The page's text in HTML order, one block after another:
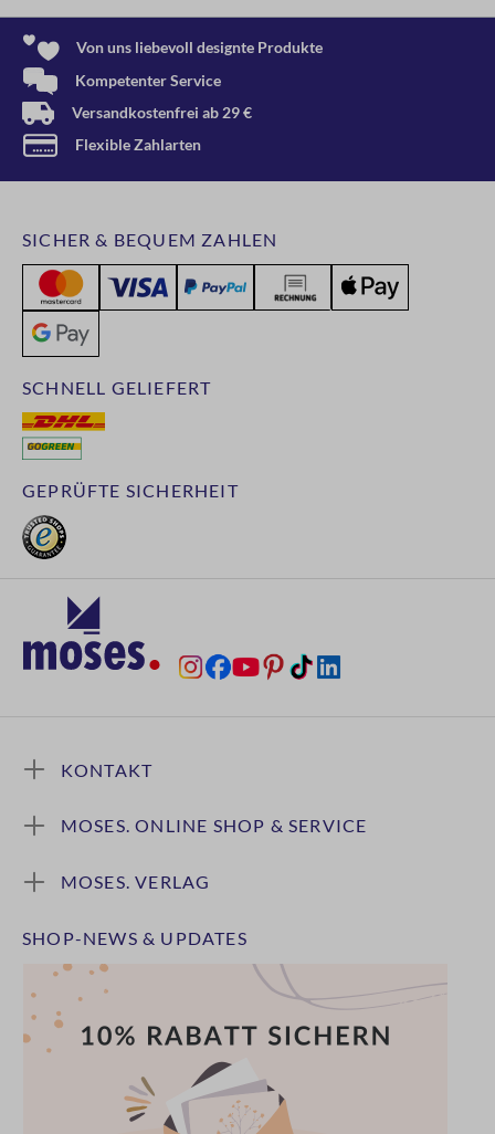
Von uns liebevoll designte Produkte
Kompetenter Service
Versandkostenfrei ab 29 €
Flexible Zahlarten
GEPRÜFTE SICHERHEIT
SCHNELL GELIEFERT
SICHER & BEQUEM ZAHLEN
KONTAKT
MOSES. ONLINE SHOP & SERVICE
MOSES. VERLAG
SHOP-NEWS & UPDATES